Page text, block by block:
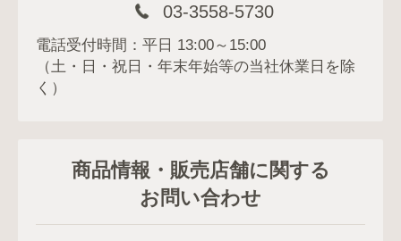
03-3558-5730
電話受付時間：平日 13:00～15:00
（土・日・祝日・年末年始等の当社休業日を除
く）
商品情報・販売店舗に関する
お問い合わせ